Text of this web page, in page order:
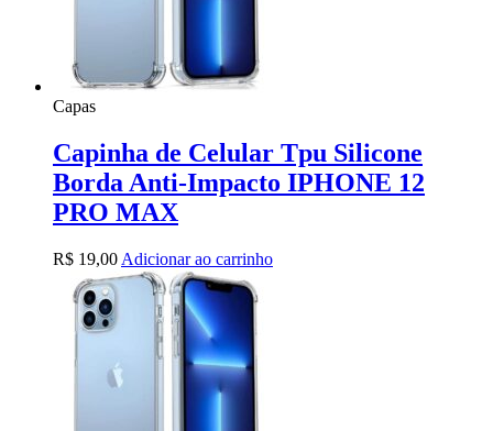
Capas
Capinha de Celular Tpu Silicone
Borda Anti-Impacto IPHONE 12
PRO MAX
R$ 19,00 Adicionar ao carrinho